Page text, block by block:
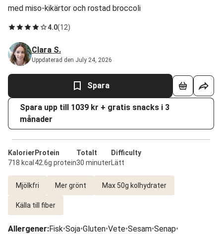
med miso-kikärtor och rostad broccoli
4.0(12)
Clara S.
Uppdaterad den July 24, 2026
Spara
Spara upp till 1039 kr + gratis snacks i 3
månader
Kalorier
718 kcal
Protein
42.6g protein
Totalt
30 minuter
Difficulty
Lätt
Mjölkfri Mer grönt Max 50g kolhydrater
Källa till fiber
Allergener:Fisk•Soja•Gluten•Vete•Sesam•Senap•